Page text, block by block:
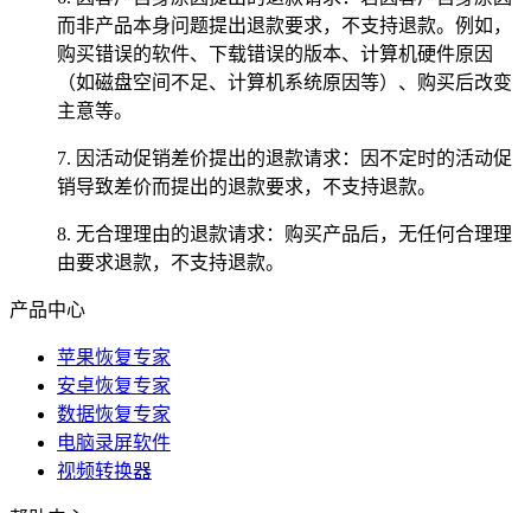
而非产品本身问题提出退款要求，不支持退款。例如，
购买错误的软件、下载错误的版本、计算机硬件原因
（如磁盘空间不足、计算机系统原因等）、购买后改变
主意等。
7. 因活动促销差价提出的退款请求：因不定时的活动促
销导致差价而提出的退款要求，不支持退款。
8. 无合理理由的退款请求：购买产品后，无任何合理理
由要求退款，不支持退款。
产品中心
苹果恢复专家
安卓恢复专家
数据恢复专家
电脑录屏软件
视频转换器